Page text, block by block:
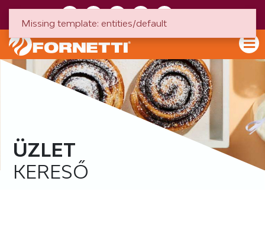
ÜZLET
KERESŐ
Missing template: entities/default